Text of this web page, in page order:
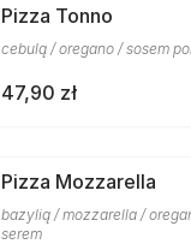
Pizza Tonno
cebulą / oregano / sosem
47,90 zł
Pizza Mozzarella
bazylią / mozzarella /
serem